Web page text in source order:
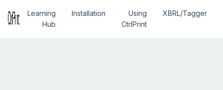
Learning
Hub
Installation
Using
CtrlPrint
XBRL/Tagger